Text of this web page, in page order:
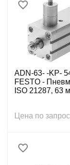
ADN-63- -KP-
FESTO -
ISO 21287, 63
Цена по